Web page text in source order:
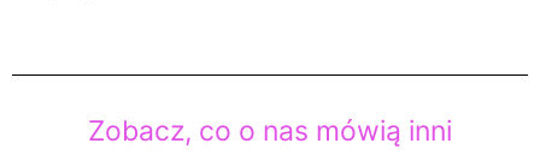
Zobacz, co o nas mówią inni